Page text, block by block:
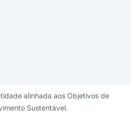
alinhada aos Objetivos de
Sustentável.